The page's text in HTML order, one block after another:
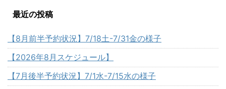
最近の投稿
【8月前半予約状況】7/18土-7/31金の様子
【2026年8月スケジュール】
【7月後半予約状況】7/1水-7/15水の様子